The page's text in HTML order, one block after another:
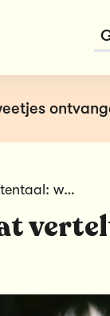
Kattentaal: wat vertelt de staart van je kat écht?